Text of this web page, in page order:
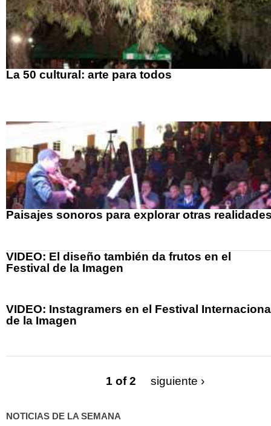
La 50 cultural: arte para todos
Paisajes sonoros para explorar otras
VIDEO: El diseño también da frutos en el
Festival de la Imagen
VIDEO: Instagramers en el Festival
de la Imagen
1 of 2 siguiente ›
NOTICIAS DE LA SEMANA